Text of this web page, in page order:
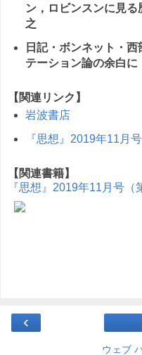
ン，ロビンスンに
之
日記・ボンネット・
テーション論の余
【関連リンク】
岩波書店
『思想』2019年11月号
【関連書籍】
『思想』2019年11月号（
‹
ウェブ